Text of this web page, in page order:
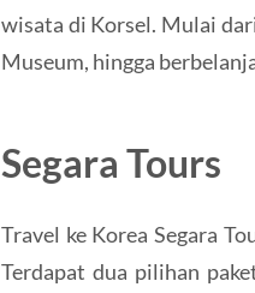
wisata di Korsel. Mulai
Museum, hingga
Segara Tours
Travel ke Korea Segara
Terdapat dua pilihan